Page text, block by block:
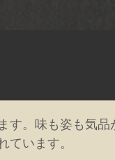
す。味も姿も気
ています。